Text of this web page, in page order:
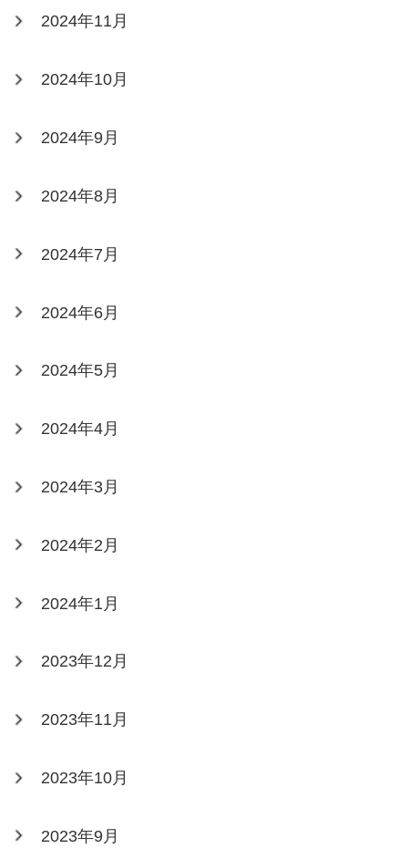
2024年11月
2024年10月
2024年9月
2024年8月
2024年7月
2024年6月
2024年5月
2024年4月
2024年3月
2024年2月
2024年1月
2023年12月
2023年11月
2023年10月
2023年9月